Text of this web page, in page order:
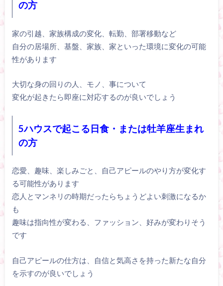
の方
家の引越、家族構成の変化、転勤、部署移動など
自分の居場所、基盤、家族、家といった環境に変化の可能
性があります
大切な身の回りの人、モノ、事について
変化が起きたら即座に対応するのが良いでしょう
5ハウスで起こる日食・または牡羊座生まれ
の方
恋愛、趣味、楽しみごと、自己アピールのやり方が変化す
る可能性があります
恋人とマンネリの時期だったらちょうどよい刺激になるか
も
趣味は指向性が変わる、ファッション、好みが変わりそう
です
自己アピールの仕方は、自信と気高さを持った新たな自分
を示すのが良いでしょう